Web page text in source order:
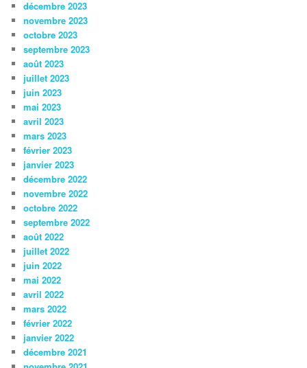
décembre 2023
novembre 2023
octobre 2023
septembre 2023
août 2023
juillet 2023
juin 2023
mai 2023
avril 2023
mars 2023
février 2023
janvier 2023
décembre 2022
novembre 2022
octobre 2022
septembre 2022
août 2022
juillet 2022
juin 2022
mai 2022
avril 2022
mars 2022
février 2022
janvier 2022
décembre 2021